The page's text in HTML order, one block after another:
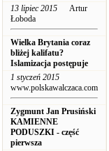
13 lipiec 2015 Artur
Łoboda
Wielka Brytania coraz
bliżej kalifatu?
Islamizacja postępuje
1 styczeń 2015
www.polskawalczaca.com
Zygmunt Jan Prusiński
KAMIENNE
PODUSZKI - część
pierwsza